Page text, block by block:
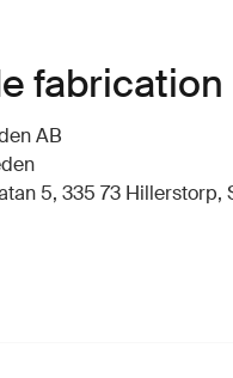
fabrication
AB
5, 335 73 Hillerstorp,